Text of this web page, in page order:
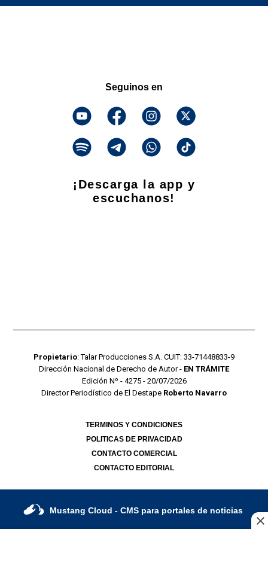
Seguinos en
¡Descarga la app y
escuchanos!
Propietario: Talar Producciones S.A. CUIT: 33-71448833-9
Dirección Nacional de Derecho de Autor - EN TRÁMITE
Edición Nº - 4275 - 20/07/2026
Director Periodístico de El Destape Roberto Navarro
TERMINOS Y CONDICIONES
POLITICAS DE PRIVACIDAD
CONTACTO COMERCIAL
CONTACTO EDITORIAL
Mustang Cloud - CMS para portales de noticias